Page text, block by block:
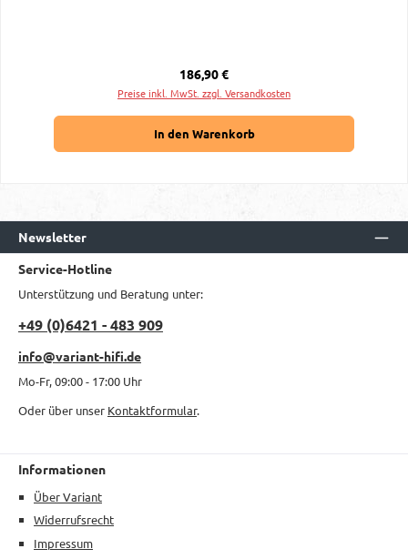
Regulärer Preis:
186,90 €
Preise inkl. MwSt. zzgl. Versandkosten
In den Warenkorb
Newsletter
Service-Hotline
Unterstützung und Beratung unter:
+49 (0)6421 - 483 909
info@variant-hifi.de
Mo-Fr, 09:00 - 17:00 Uhr
Oder über unser Kontaktformular.
Informationen
Über Variant
Widerrufsrecht
Impressum